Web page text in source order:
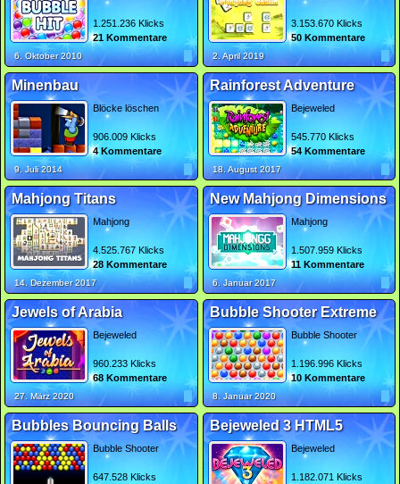
1.251.236 Klicks
21 Kommentare
6. Oktober 2010
3.153.670 Klicks
50 Kommentare
2. April 2019
Minenbau
Blöcke löschen
906.009 Klicks
4 Kommentare
9. Juli 2014
Rainforest Adventure
Bejeweled
545.770 Klicks
54 Kommentare
18. August 2017
Mahjong Titans
Mahjong
4.525.767 Klicks
28 Kommentare
14. Dezember 2017
New Mahjong Dimensions
Mahjong
1.507.959 Klicks
11 Kommentare
6. Januar 2017
Jewels of Arabia
Bejeweled
960.233 Klicks
68 Kommentare
27. März 2020
Bubble Shooter Extreme
Bubble Shooter
1.196.996 Klicks
10 Kommentare
8. Januar 2020
Bubbles Bouncing Balls
Bubble Shooter
647.528 Klicks
Bejeweled 3 HTML5
Bejeweled
1.182.071 Klicks